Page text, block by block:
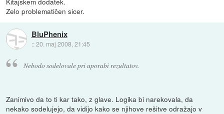
Zelo problematičen sicer.
BluPhenix
::20. maj 2008, 21:45
Nebodo sodelovale pri uporabi rezultatov.
Zanimivo da to ti kar tako, z glave. Logika bi narekovala, da
nekako sodelujejo, da vidijo kako se njihove rešitve odražajo v